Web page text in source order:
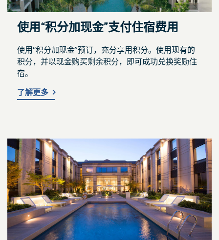
使用“积分加现金”支付住宿费用
使用“积分加现金”预订，充分享用积分。使用现有的
积分，并以现金购买剩余积分，即可成功兑换奖励住
宿。
了解更多